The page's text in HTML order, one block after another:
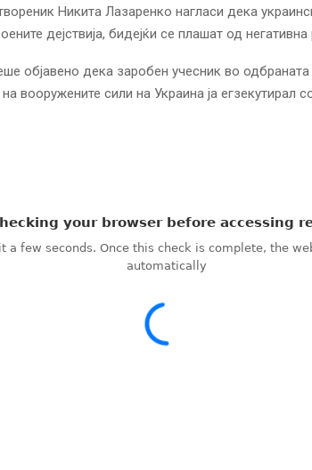
Никита Лазаренко нагласи дека
дејствија, бидејќи се плашат од
објавено дека заробен учесник во одбраната
вооружените сили на Украина ја егзекутирал